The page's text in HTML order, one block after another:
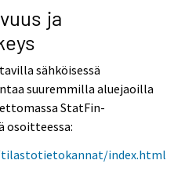
ja
sähköisessä
suuremmilla aluejaoilla
StatFin-
osoitteessa:
index.html